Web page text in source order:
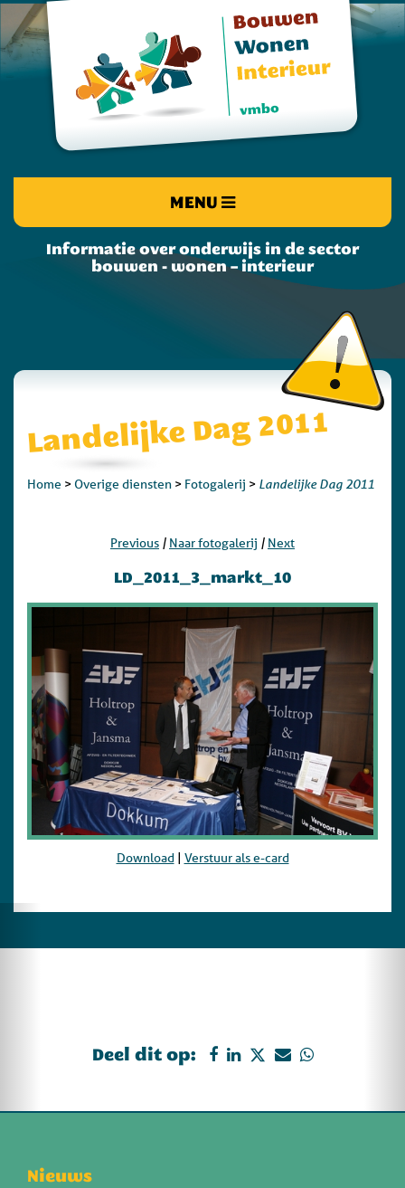
MENU
Informatie over onderwijs in de sector
bouwen - wonen – interieur
Landelijke Dag 2011
Home > Overige diensten > Fotogalerij > Landelijke Dag 2011
Previous | Naar fotogalerij | Next
LD_2011_3_markt_10
Download| Verstuur als e-card
Deel dit op:
Nieuws